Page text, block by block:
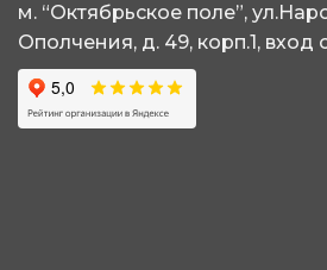
товара.
м. “Октябрьское поле”,
Ополчения, д. 49, корп.1, вход